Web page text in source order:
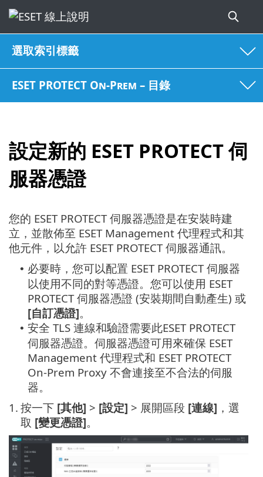
選取索引標籤
ESET PROTECT On-Prem – 目錄
設定新的 ESET PROTECT 伺
服器憑證
您的 ESET PROTECT 伺服器憑證是在安裝時建
立，並散佈至 ESET Management 代理程式和其
他元件，以允許 ESET PROTECT 伺服器通訊。
• 必要時，您可以配置 ESET PROTECT 伺服器
以使用不同的對等憑證。您可以使用 ESET
PROTECT 伺服器憑證 (安裝期間自動產生) 或
[自訂憑證]。
• 安全 TLS 連線和驗證需要此ESET PROTECT
伺服器憑證。伺服器憑證可用來確保 ESET
Management 代理程式和 ESET PROTECT
On-Prem Proxy 不會連接至不合法的伺服
器。
1. 按一下 [其他] > [設定] > 展開區段 [連線] ，選
取 [變更憑證]。